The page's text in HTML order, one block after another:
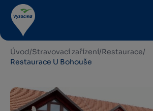
Úvod/Stravovací zařízení/Restaurace/
Restaurace U Bohouše